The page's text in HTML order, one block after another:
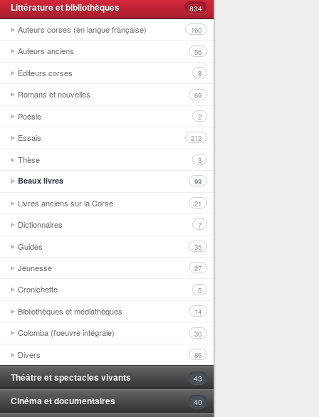
Littérature et bibliothèques 834
Auteurs corses (en langue française) 160
Auteurs anciens 56
Editeurs corses 8
Romans et nouvelles 69
Poésie 2
Essais 212
Thèse 3
Beaux livres 99
Livres anciens sur la Corse 21
Dictionnaires 7
Guides 35
Jeunesse 27
Cronichette 5
Bibliothèques et médiathèques 14
Colomba (l'oeuvre intégrale) 30
Divers 86
Théâtre et spectacles vivants 43
Cinéma et documentaires 40